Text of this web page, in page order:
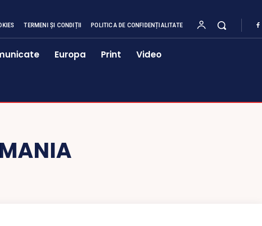
TERMENI ȘI CONDIȚII POLITICA DE CONFIDENȚIALITATE
Europa Print Video